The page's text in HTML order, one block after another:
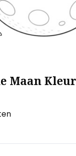
Maan